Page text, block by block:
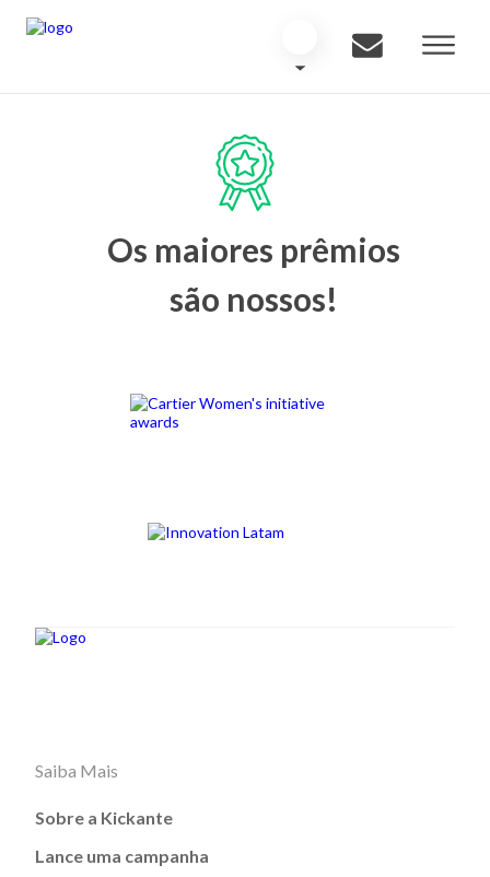
Os maiores prêmios
são nossos!
Saiba Mais
Sobre a Kickante
Lance uma campanha